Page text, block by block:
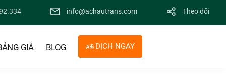
info@achautrans.com Theo dõi
GIÁ BLOG DỊCH NGAY